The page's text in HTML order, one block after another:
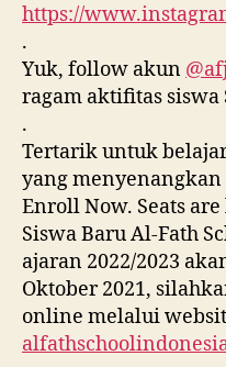
https://
.
Yuk, follow akun
ragam aktifitas siswa
.
Tertarik untuk
yang menyenangkan
Enroll Now. Seats
Siswa Baru Al-Fath
ajaran 2022/2023
Oktober 2021,
online melalui